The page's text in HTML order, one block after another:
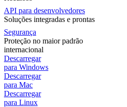
API para desenvolvedores
Soluções integradas e prontas
Segurança
Proteção no maior padrão
internacional
Descarregar
para Windows
Descarregar
para Mac
Descarregar
para Linux